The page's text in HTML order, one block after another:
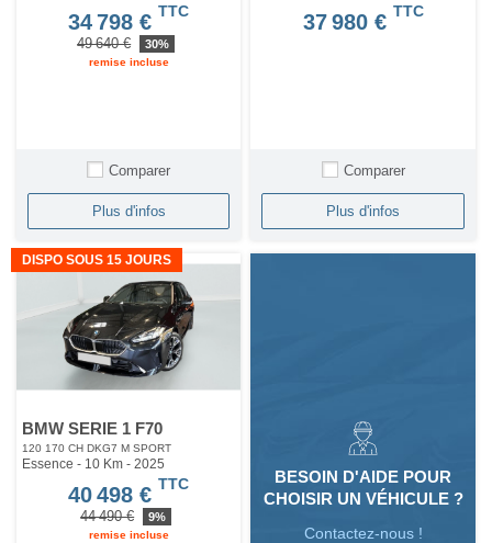
34 798 € TTC
49 640 € 30%
remise incluse
Comparer
Plus d'infos
37 980 € TTC
Comparer
Plus d'infos
DISPO SOUS 15 JOURS
BMW SERIE 1 F70
120 170 CH DKG7 M SPORT
Essence - 10 Km - 2025
40 498 € TTC
44 490 € 9%
remise incluse
BESOIN D'AIDE POUR
CHOISIR UN VÉHICULE ?
Contactez-nous !